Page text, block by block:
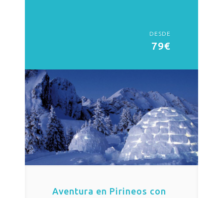
DESDE
79€
Aventura en Pirineos con